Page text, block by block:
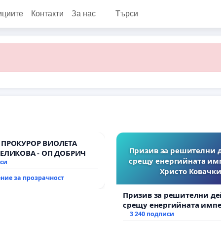
Контакти За нас Търси
ВИОЛЕТА
- ОП ДОБРИЧ
за прозрачност
Призив за решителни
срещу енергийната
Христо
Призив за решителни
срещу енергийната
Христо Ковачки!
3 240 подписи